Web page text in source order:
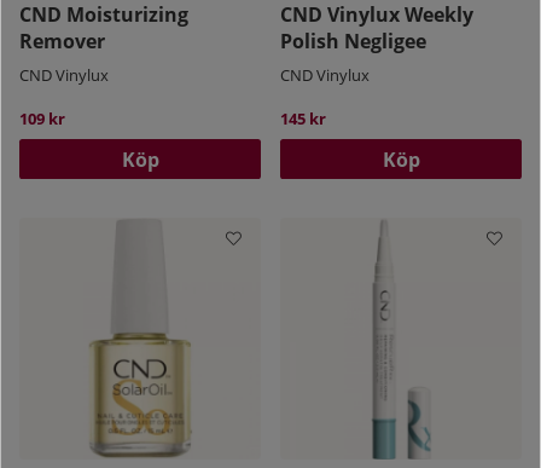
CND Moisturizing
Remover
CND Vinylux
109 kr
Köp
CND Vinylux Weekly
Polish Negligee
CND Vinylux
145 kr
Köp